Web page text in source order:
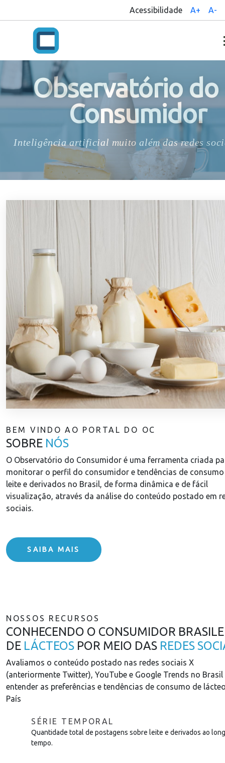
Acessibilidade A+ A-
Observatório do
Consumidor
Inteligência artificial muito além das redes
BEM VINDO AO PORTAL DO OC
SOBRE NÓS
O Observatório do Consumidor é uma ferramenta criada
monitorar o perfil do consumidor e tendências de
leite e derivados no Brasil, de forma dinâmica e de fácil
visualização, através da análise do conteúdo postado em
sociais.
SAIBA MAIS
NOSSOS RECURSOS
CONHECENDO O CONSUMIDOR
DE LÁCTEOS POR MEIO DAS REDES
Avaliamos o conteúdo postado nas redes sociais X
(anteriormente Twitter), YouTube e Google Trends no Brasil
entender as preferências e tendências de consumo de
País
SÉRIE TEMPORAL
Quantidade total de postagens sobre leite e derivados ao
tempo.